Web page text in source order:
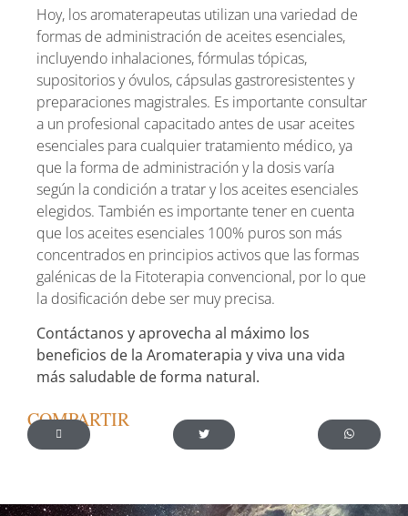
Hoy, los aromaterapeutas utilizan una variedad de
formas de administración de aceites esenciales,
incluyendo inhalaciones, fórmulas tópicas,
supositorios y óvulos, cápsulas gastroresistentes y
preparaciones magistrales. Es importante consultar
a un profesional capacitado antes de usar aceites
esenciales para cualquier tratamiento médico, ya
que la forma de administración y la dosis varía
según la condición a tratar y los aceites esenciales
elegidos. También es importante tener en cuenta
que los aceites esenciales 100% puros son más
concentrados en principios activos que las formas
galénicas de la Fitoterapia convencional, por lo que
la dosificación debe ser muy precisa.
Contáctanos y aprovecha al máximo los
beneficios de la Aromaterapia y viva una vida
más saludable de forma natural.
COMPARTIR